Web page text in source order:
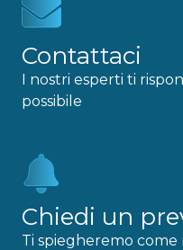
Contattaci
I nostri esperti ti
possibile
Chiedi un
Ti spiegheremo